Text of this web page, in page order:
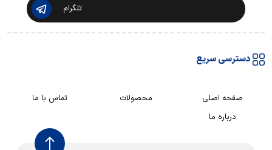
تلگرام
دسترسی سریع
صفحه اصلی محصولات
تماس با ما
درباره ما